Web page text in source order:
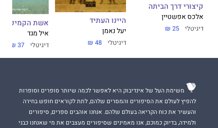
קיצורי דרך הביתה
אלכס אפשטיין
דיגיטלי 25 ₪
היינו העתיד
יעל נאמן
דיגיטלי 48 ₪
אשת הקמיקזה
איל מגד
דיגיטלי 37 ₪
משימת העל של אינדיבוק היא לאפשר לכמה שיותר סופרים וסופרות
להפיץ לעולם את הסיפורים והמסרים שלהם, לתת לקוראים חופש בחירה
והעשיר את כוח הקריאה בעולם שלהם. אנחנו אוהבים ספרים, סיפורים
ולמידה, בדיוק כמוכם, אנו מאמינים שסיפורים מעצבים את מי שאנחנו כבני